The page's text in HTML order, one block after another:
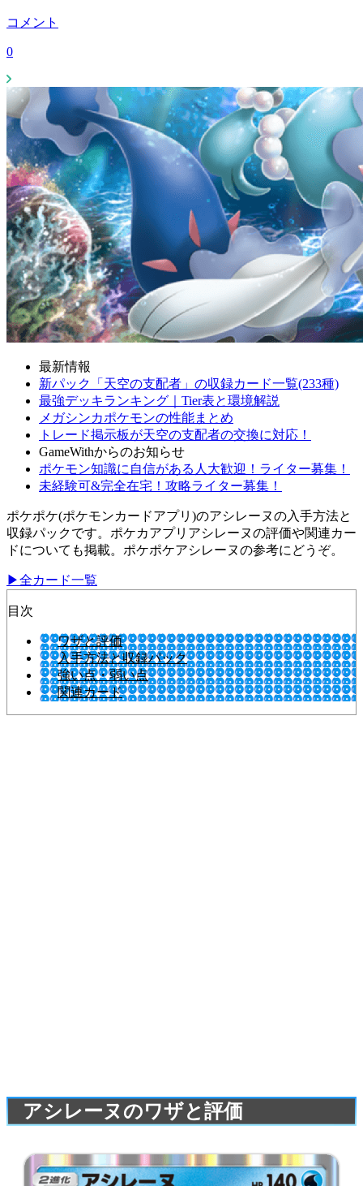
コメント
0
最新情報
新パック「天空の支配者」の収録カード一覧(233種)
最強デッキランキング｜Tier表と環境解説
メガシンカポケモンの性能まとめ
トレード掲示板が天空の支配者の交換に対応！
GameWithからのお知らせ
ポケモン知識に自信がある人大歓迎！ライター募集！
未経験可&完全在宅！攻略ライター募集！
ポケポケ(ポケモンカードアプリ)のアシレーヌの入手方法と
収録パックです。ポケカアプリアシレーヌの評価や関連カー
ドについても掲載。ポケポケアシレーヌの参考にどうぞ。
▶全カード一覧
目次
ワザと評価
入手方法と収録パック
強い点・弱い点
関連カード
アシレーヌのワザと評価